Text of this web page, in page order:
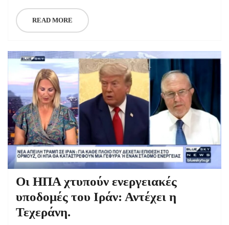
READ MORE
Οι ΗΠΑ χτυπούν ενεργειακές
υποδομές του Ιράν: Αντέχει η
Τεχεράνη.